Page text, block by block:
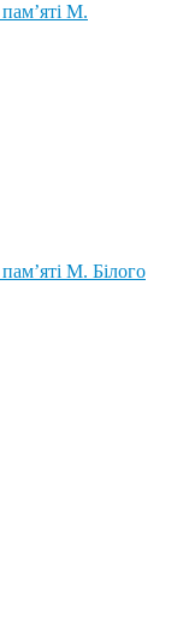
М.
М. Білого